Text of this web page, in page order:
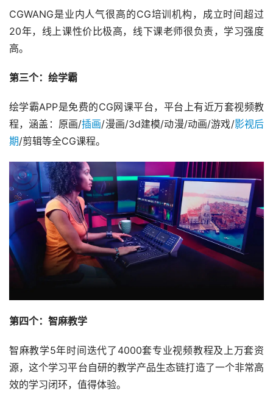
CGWANG是业内人气很高的CG培训机构，成立时间超过
20年，线上课性价比极高，线下课老师很负责，学习强度
高。
第三个：绘学霸
绘学霸APP是免费的CG网课平台，平台上有近万套视频教
程，涵盖：原画/插画/漫画/3d建模/动漫/动画/游戏/影视后
期/剪辑等全CG课程。
第四个：智麻教学
智麻教学5年时间迭代了4000套专业视频教程及上万套资
源，这个学习平台自研的教学产品生态链打造了一个非常高
效的学习闭环，值得体验。